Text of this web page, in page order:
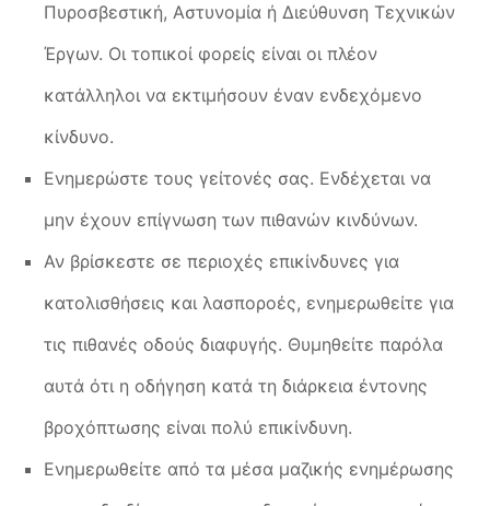
Πυροσβεστική, Αστυνομία ή Διεύθυνση Τεχνικών
Έργων. Οι τοπικοί φορείς είναι οι πλέον
κατάλληλοι να εκτιμήσουν έναν ενδεχόμενο
κίνδυνο.
Ενημερώστε τους γείτονές σας. Ενδέχεται να
μην έχουν επίγνωση των πιθανών κινδύνων.
Αν βρίσκεστε σε περιοχές επικίνδυνες για
κατολισθήσεις και λασποροές, ενημερωθείτε για
τις πιθανές οδούς διαφυγής. Θυμηθείτε παρόλα
αυτά ότι η οδήγηση κατά τη διάρκεια έντονης
βροχόπτωσης είναι πολύ επικίνδυνη.
Ενημερωθείτε από τα μέσα μαζικής ενημέρωσης